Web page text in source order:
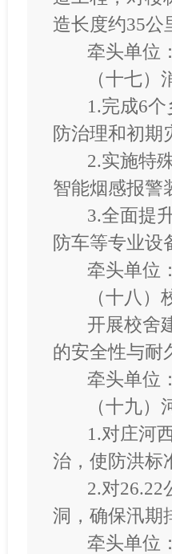
造长度约35公
牵头单位
（十七
1.完成6
防治理和初期
2.实施特
智能烟感报警
3.全面提
防车等专业设
牵头单位
（十八
开展校舍
的安全性与耐
牵头单位
（十九
1.对庄河
治，使防洪标
2.对
洞，确保汛期
牵头单位